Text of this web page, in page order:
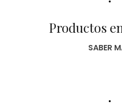
Productos
SABER